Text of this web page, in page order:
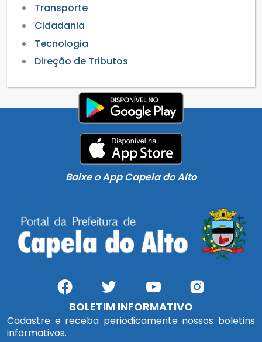
Transporte
Cidadania
Tecnologia
Direção de Tributos
Baixe o App Capela do Alto
BOLETIM INFORMATIVO
Cadastre e receba periodicamente nossos boletins
informativos.